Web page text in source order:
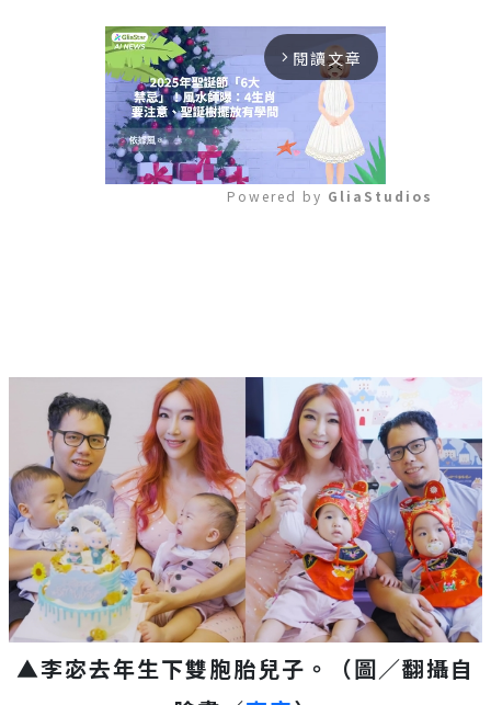
arrow_forward_ios 閱讀文章
Powered by GliaStudios
▲李宓去年生下雙胞胎兒子。（圖／翻攝自